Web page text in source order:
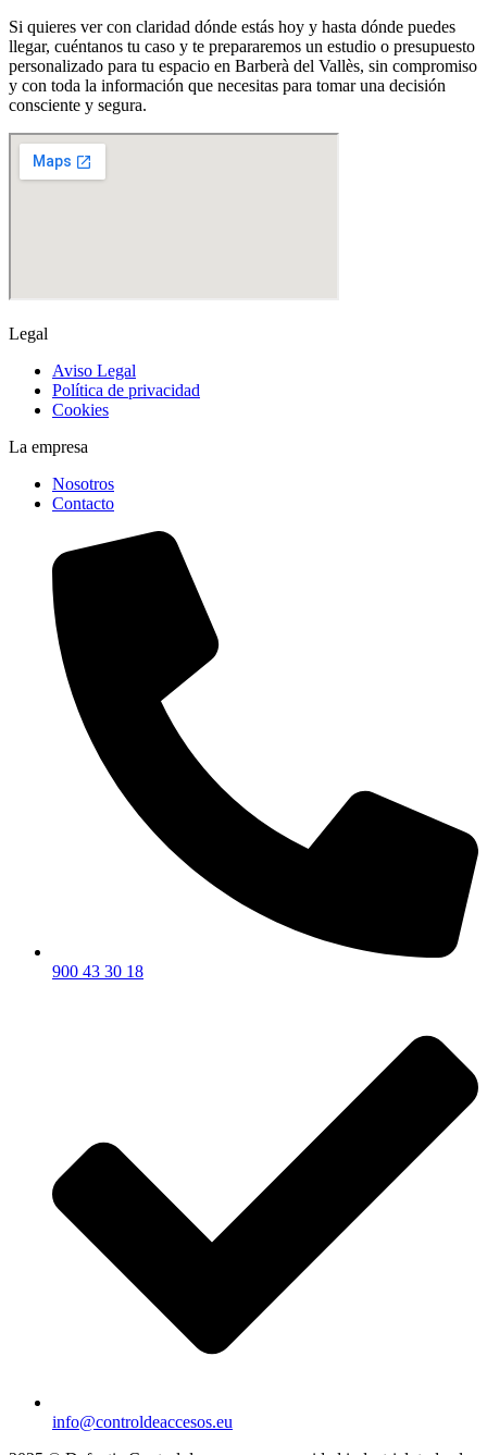
Si quieres ver con claridad dónde estás hoy y hasta dónde puedes
llegar, cuéntanos tu caso y te prepararemos un estudio o presupuesto
personalizado para tu espacio en Barberà del Vallès, sin compromiso
y con toda la información que necesitas para tomar una decisión
consciente y segura.
Legal
Aviso Legal
Política de privacidad
Cookies
La empresa
Nosotros
Contacto
900 43 30 18
info@controldeaccesos.eu